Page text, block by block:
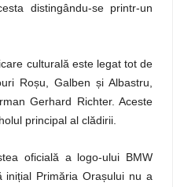
distingându-se printr-un
culturală este legat tot de
Roșu, Galben și Albastru,
Gerhard Richter. Aceste
principal al clădirii.
oficială a logo-ului BMW
inițial Primăria Orașului nu a